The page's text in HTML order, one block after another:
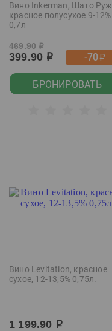
Вино Inkerman, Шато Руж
красное полусухое 9-12%
0,7л
469.90 р
399.90 р -70р
БРОНИРОВАТЬ
Вино Levitation, красное
сухое, 12-13,5% 0,75л.
1 199.90 р